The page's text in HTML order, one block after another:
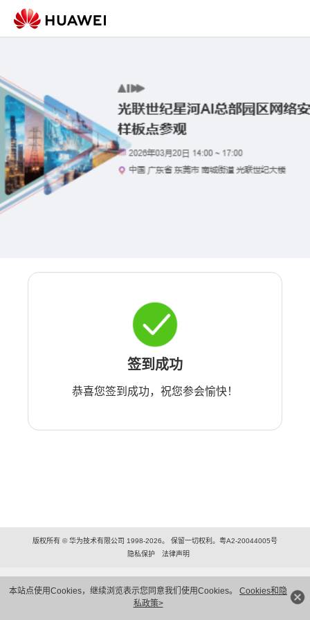
本站点使用Cookies，继续浏览表示您同意我们使用Cookies。 Cookies和隐
私政策>
签到成功
恭喜您签到成功，祝您参会愉快！
版权所有 © 华为技术有限公司 1998-2026。 保留一切权利。粤A2-20044005号
隐私保护
法律声明